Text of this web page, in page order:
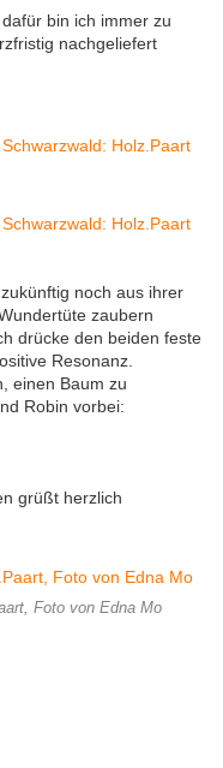
bin ich immer zu
nachgeliefert
noch aus ihrer
zaubern
drücke den beiden feste
Resonanz.
einen Baum zu
Robin vorbei:
grüßt herzlich
Foto von Edna Mo